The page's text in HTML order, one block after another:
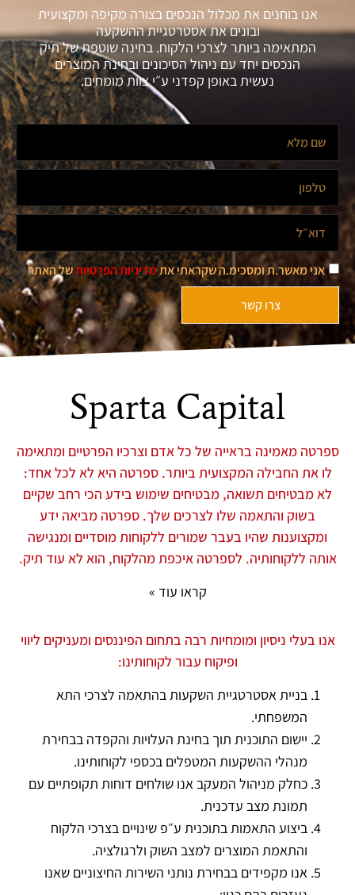
אנו בוחנים את מכלול הנכסים בצורה מקיפה ומקצועית
ובונים את אסטרטגיית ההשקעה
המתאימה ביותר לצרכי הלקוח. בחינה שוטפת של תיק
הנכסים יחד עם ניהול הסיכונים ובחינת המוצרים
נעשית באופן קפדני ע״י צוות מומחים.
אני מאשר.ת ומסכימ.ה שקראתי אתמדיניות הפרטיותשל האתר
צרו קשר
אנו בעלי ניסיון ומומחיות רבה בתחום הפיננסים ומעניקים ליווי
ופיקוח עבור לקוחותינו:
בניית אסטרטגיית השקעות בהתאמה לצרכי התא
המשפחתי.
יישום התוכנית תוך בחינת העלויות והקפדה בבחירת
מנהלי ההשקעות המטפלים בכספי לקוחותינו.
כחלק מניהול המעקב אנו שולחים דוחות תקופתיים עם
תמונת מצב עדכנית.
ביצוע התאמות בתוכנית ע״פ שינויים בצרכי הלקוח
והתאמת המוצרים למצב השוק ולרגולציה.
אנו מקפידים בבחירת נותני השירות החיצוניים שאנו
Sparta Capital
ספרטה מאמינה בראייה של כל אדם וצרכיו הפרטיים ומתאימה
לו את החבילה המקצועית ביותר. ספרטה היא לא לכל אחד:
לא מבטיחים תשואה, מבטיחים שימוש בידע הכי רחב שקיים
בשוק והתאמה שלו לצרכים שלך. ספרטה מביאה ידע
ומקצוענות שהיו בעבר שמורים ללקוחות מוסדיים ומנגישה
אותה ללקוחותיה. לספרטה איכפת מהלקוח, הוא לא עוד תיק.
קראו עוד »